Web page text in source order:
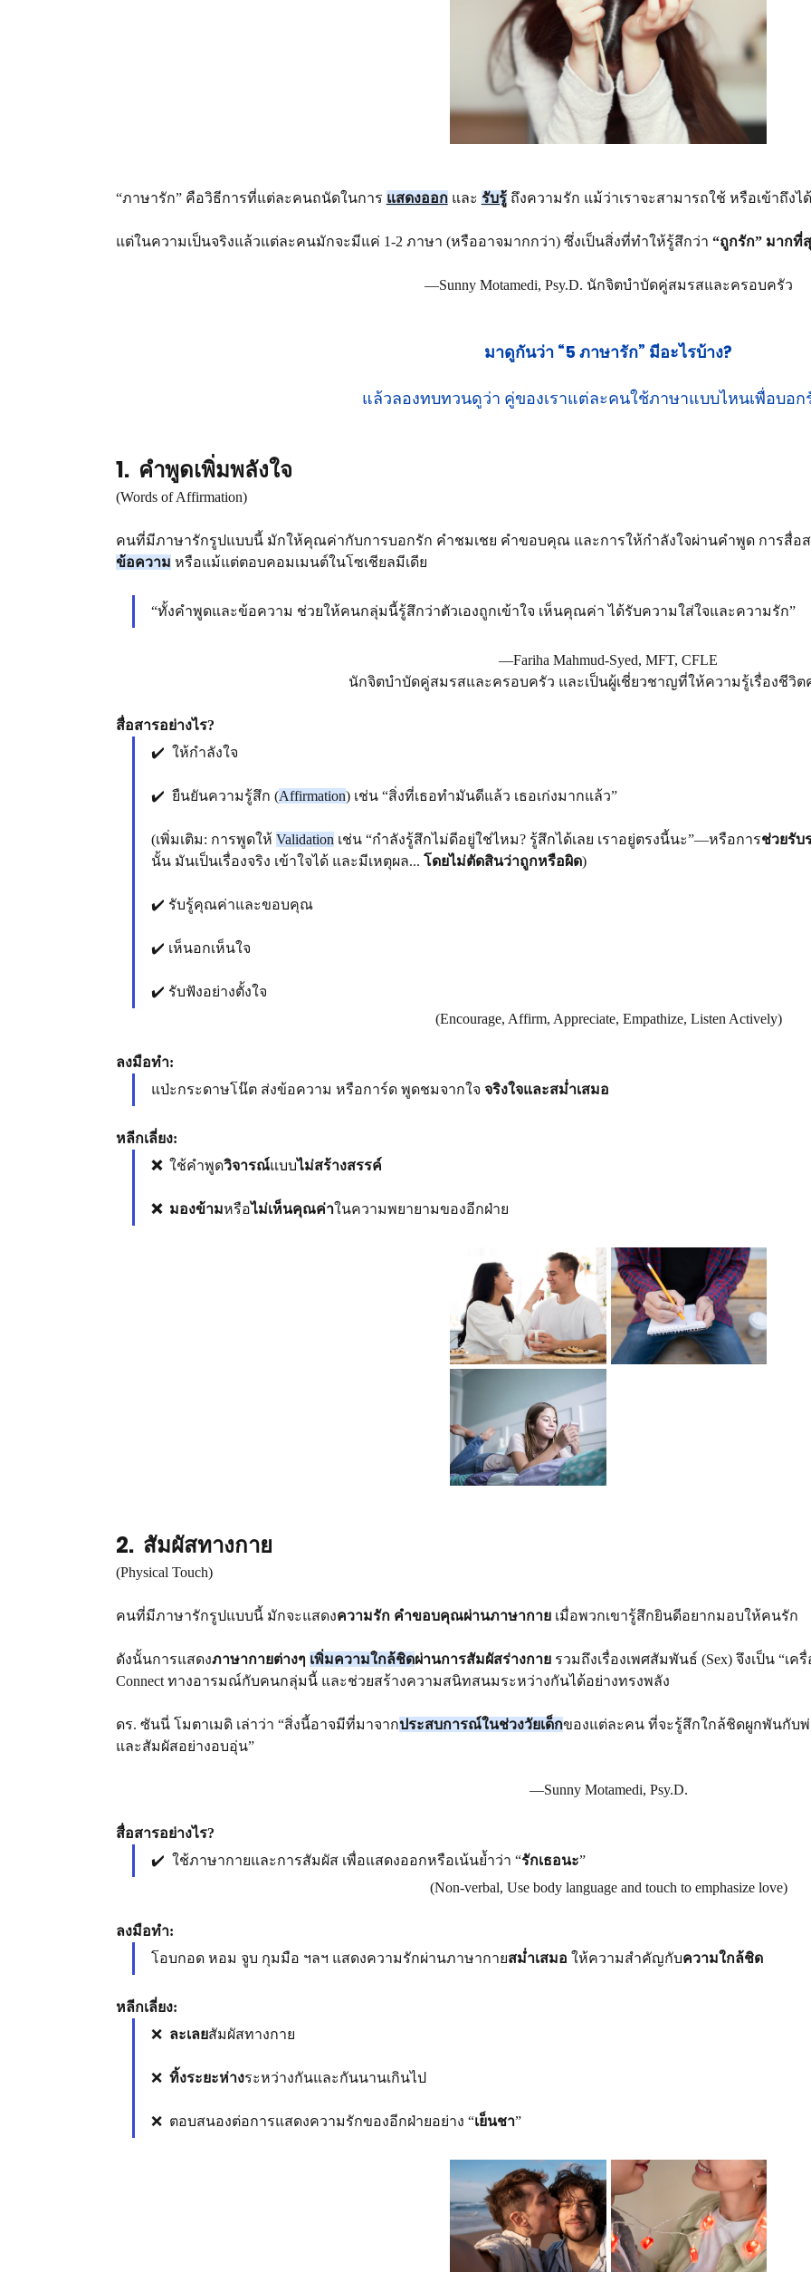
“ภาษารัก” คือวิธีการที่แต่ละคนถนัดในการ แสดงออก และ รับรู้ ถึงความรัก แม้ว่าเราจะสามารถใช้ หรือเข้าถึงไ
แต่ในความเป็นจริงแล้วแต่ละคนมักจะมีแค่ 1-2 ภาษา (หรืออาจมากกว่า) ซึ่งเป็นสิ่งที่ทำให้รู้สึกว่า “ถูกรัก” มากที่
—Sunny Motamedi, Psy.D. นักจิตบำบัดคู่สมรสและครอบครัว
มาดูกันว่า “5 ภาษารัก” มีอะไรบ้าง?
แล้วลองทบทวนดูว่า คู่ของเราแต่ละคนใช้ภาษาแบบไหนเพื่อบอก
1.  คำพูดเพิ่มพลังใจ
(Words of Affirmation)
คนที่มีภาษารักรูปแบบนี้ มักให้คุณค่ากับการบอกรัก คำชมเชย คำขอบคุณ และการให้กำลังใจผ่านคำพูด การสื่อส
ข้อความ หรือแม้แต่ตอบคอมเมนต์ในโซเชียลมีเดีย
“ทั้งคำพูดและข้อความ ช่วยให้คนกลุ่มนี้รู้สึกว่าตัวเองถูกเข้าใจ เห็นคุณค่า ได้รับความใส่ใจและความรัก”
—Fariha Mahmud-Syed, MFT, CFLE
นักจิตบำบัดคู่สมรสและครอบครัว และเป็นผู้เชี่ยวชาญที่ให้ความรู้เรื่องชีวิต
สื่อสารอย่างไร?
✔️  ให้กำลังใจ
✔️  ยืนยันความรู้สึก (Affirmation) เช่น “สิ่งที่เธอทำมันดีแล้ว เธอเก่งมากแล้ว”
(เพิ่มเติม: การพูดให้ Validation เช่น “กำลังรู้สึกไม่ดีอยู่ใช่ไหม? รู้สึกได้เลย เราอยู่ตรงนี้นะ”—หรือการช่วยรับ
นั้น มันเป็นเรื่องจริง เข้าใจได้ และมีเหตุผล... โดยไม่ตัดสินว่าถูกหรือผิด)
✔️ รับรู้คุณค่าและขอบคุณ
✔️ เห็นอกเห็นใจ
✔️ รับฟังอย่างตั้งใจ
(Encourage, Affirm, Appreciate, Empathize, Listen Actively)
ลงมือทำ:
แป่ะกระดาษโน๊ต ส่งข้อความ หรือการ์ด พูดชมจากใจ จริงใจและสม่ำเสมอ
หลีกเลี่ยง:
❌ ใช้คำพูดวิจารณ์แบบไม่สร้างสรรค์
❌  มองข้ามหรือไม่เห็นคุณค่าในความพยายามของอีกฝ่าย
2.  สัมผัสทางกาย
(Physical Touch)
คนที่มีภาษารักรูปแบบนี้ มักจะแสดงความรัก คำขอบคุณผ่านภาษากาย เมื่อพวกเขารู้สึกยินดีอยากมอบให้คนรัก
ดังนั้นการแสดงภาษากายต่างๆ เพิ่มความใกล้ชิดผ่านการสัมผัสร่างกาย รวมถึงเรื่องเพศสัมพันธ์ (Sex) จึงเป็น “เ
Connect ทางอารมณ์กับคนกลุ่มนี้ และช่วยสร้างความสนิทสนมระหว่างกันได้อย่างทรงพลัง
ดร. ซันนี่ โมตาเมดิ เล่าว่า “สิ่งนี้อาจมีที่มาจากประสบการณ์ในช่วงวัยเด็กของแต่ละคน ที่จะรู้สึกใกล้ชิดผูกพันกับ
และสัมผัสอย่างอบอุ่น”
—Sunny Motamedi, Psy.D.
สื่อสารอย่างไร?
✔️  ใช้ภาษากายและการสัมผัส เพื่อแสดงออกหรือเน้นย้ำว่า “รักเธอนะ”
(Non-verbal, Use body language and touch to emphasize love)
ลงมือทำ:
โอบกอด หอม จูบ กุมมือ ฯลฯ แสดงความรักผ่านภาษากายสม่ำเสมอ ให้ความสำคัญกับความใกล้ชิด
หลีกเลี่ยง:
❌ ละเลยสัมผัสทางกาย
❌ ทิ้งระยะห่างระหว่างกันและกันนานเกินไป
❌  ตอบสนองต่อการแสดงความรักของอีกฝ่ายอย่าง “เย็นชา”